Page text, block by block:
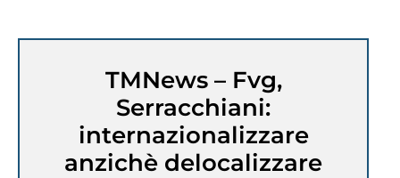
TMNews – Fvg,
Serracchiani:
internazionalizzare
anzichè delocalizzare